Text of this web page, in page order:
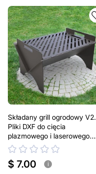
Składany grill ogrodowy V2.
Pliki DXF do cięcia
plazmowego i laserowego.
Przenośny grill BBQ
$ 7.00 i